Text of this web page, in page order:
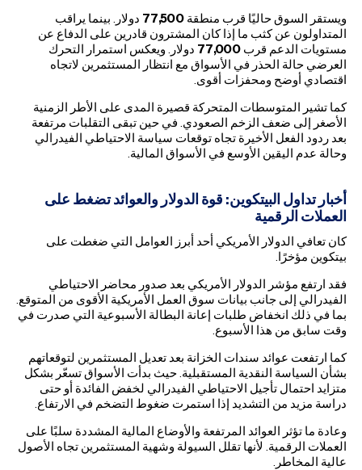
ويستقر السوق حاليًا قرب منطقة77,500 دولار. بينما يراقب
المتداولون عن كثب ما إذا كان المشترون قادرين على الدفاع عن
مستويات الدعم قرب77,000 دولار. ويعكس استمرار التحرك
العرضي حالة الحذر في الأسواق مع انتظار المستثمرين لاتجاه
اقتصادي أوضح ومحفزات أقوى.
كما تشير المتوسطات المتحركة قصيرة المدى على الأطر الزمنية
الأصغر إلى ضعف الزخم الصعودي. في حين تبقى التقلبات مرتفعة
بعد ردود الفعل الأخيرة تجاه توقعات سياسة الاحتياطي الفيدرالي
وحالة عدم اليقين الأوسع في الأسواق المالية.
أخبار تداول البيتكوين: قوة الدولار والعوائد تضغط على
العملات الرقمية
كان تعافي الدولار الأمريكي أحد أبرز العوامل التي ضغطت على
بيتكوين مؤخرًا.
فقد ارتفع مؤشر الدولار الأمريكي بعد صدور محاضر الاحتياطي
الفيدرالي إلى جانب بيانات سوق العمل الأمريكية الأقوى من المتوقع.
بما في ذلك انخفاض طلبات إعانة البطالة الأسبوعية التي صدرت في
وقت سابق من هذا الأسبوع.
كما ارتفعت عوائد سندات الخزانة بعد تعديل المستثمرين لتوقعاتهم
بشأن السياسة النقدية المستقبلية. حيث بدأت الأسواق تسعّر بشكل
متزايد احتمال تأجيل الاحتياطي الفيدرالي لخفض الفائدة أو حتى
دراسة مزيد من التشديد إذا استمرت ضغوط التضخم في الارتفاع.
وعادة ما تؤثر العوائد المرتفعة والأوضاع المالية المشددة سلبًا على
العملات الرقمية. لأنها تقلل السيولة وشهية المستثمرين تجاه الأصول
عالية المخاطر.